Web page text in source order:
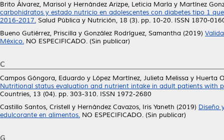
Brito Álvarez, Marisol y Hernández Arizpe, Leticia María y Martínez
carbohidratos y estado nutricio en adolescentes con diabetes tipo 1
2016-2017. Salud Pública y Nutrición, 18 (3). pp. 10-20. ISSN 1870-
Bueno Gutiérrez, Priscilla y González Rodríguez, Samantha (2019)
México. NO ESPECIFICADO. (Sin publicar)
C
Campos Góngora, Eduardo y López Martínez, Julieta Melissa y Huerta
Nutritional status evaluation and nutrient intake in adult patients with
Countries, 13 (04). pp. 303-310. ISSN 1972-2680
Castillo Santos, Cristell y Hernández Cavazos, Iris Yaneth (2019) Diseño
edulcorante en alimentos. NO ESPECIFICADO. (Sin publicar)
G